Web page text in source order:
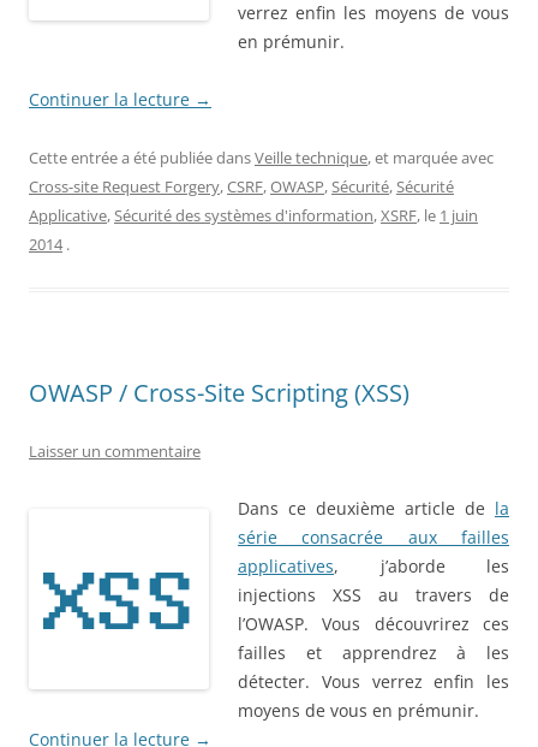
verrez enfin les moyens de vous
en prémunir.
Continuer la lecture →
Cette entrée a été publiée dansVeille technique, et marquée avec
Cross-site Request Forgery,CSRF,OWASP,Sécurité,Sécurité
Applicative,Sécurité des systèmes d'information,XSRF, le 1 juin
2014 .
OWASP / Cross-Site Scripting (XSS)
Laisser un commentaire
Dans ce deuxième article de la
série consacrée aux failles
applicatives, j’aborde les
injections XSS au travers de
l’OWASP. Vous découvrirez ces
failles et apprendrez à les
détecter. Vous verrez enfin les
moyens de vous en prémunir.
Continuer la lecture →